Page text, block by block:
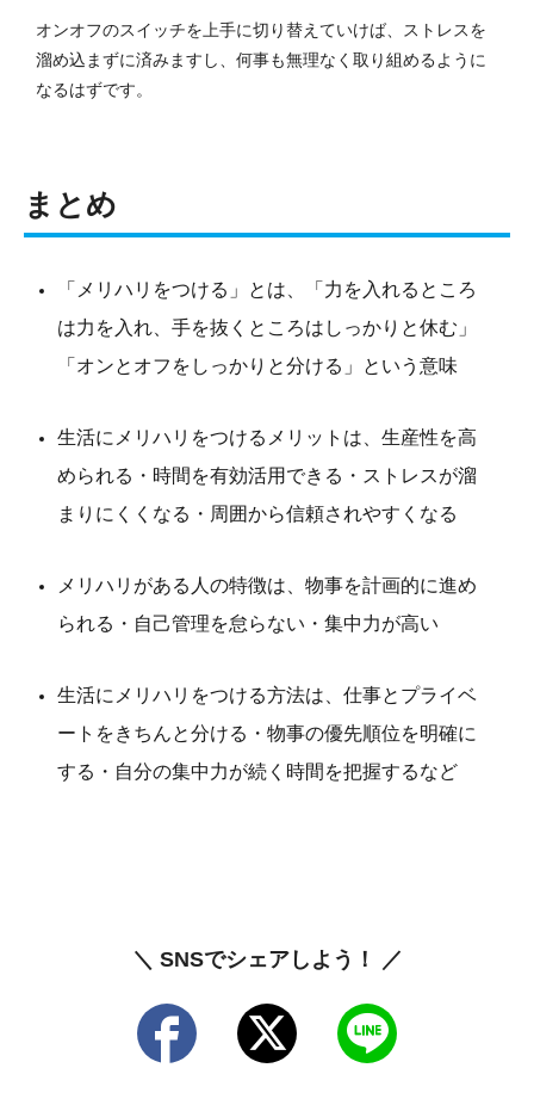
オンオフのスイッチを上手に切り替えていけば、ストレスを
溜め込まずに済みますし、何事も無理なく取り組めるように
なるはずです。
まとめ
「メリハリをつける」とは、「力を入れるところ
は力を入れ、手を抜くところはしっかりと休む」
「オンとオフをしっかりと分ける」という意味
生活にメリハリをつけるメリットは、生産性を高
められる・時間を有効活用できる・ストレスが溜
まりにくくなる・周囲から信頼されやすくなる
メリハリがある人の特徴は、物事を計画的に進め
られる・自己管理を怠らない・集中力が高い
生活にメリハリをつける方法は、仕事とプライベ
ートをきちんと分ける・物事の優先順位を明確に
する・自分の集中力が続く時間を把握するなど
＼ SNSでシェアしよう！ ／